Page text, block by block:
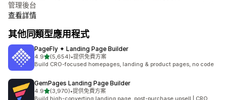
管理後台
查看詳情
其他同類型應用程式
PageFly ✦ Landing Page Builder
4.9滿分 5 顆星
(5,654)
共有 5654 則評價
•提供免費方案
Build CRO-focused homepages, landing & product pages, no code
GemPages Landing Page Builder
4.9滿分 5 顆星
(3,970)
共有 3970 則評價
•提供免費方案